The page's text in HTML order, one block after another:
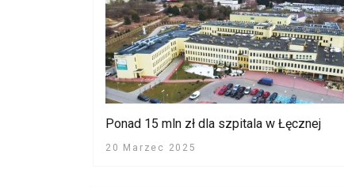
Ponad 15 mln zł dla szpitala w Łęcznej
20 Marzec 2025